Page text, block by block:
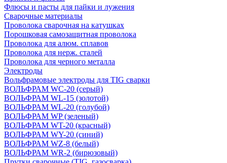
Флюсы и пасты для пайки и лужения
Сварочные материалы
Проволока сварочная на катушках
Порошковая самозащитная проволока
Проволока для алюм. сплавов
Проволока для нерж. сталей
Проволока для черного металла
Электроды
Вольфрамовые электроды для TIG сварки
ВОЛЬФРАМ WC-20 (серый)
ВОЛЬФРАМ WL-15 (золотой)
ВОЛЬФРАМ WL-20 (голубой)
ВОЛЬФРАМ WP (зеленый)
ВОЛЬФРАМ WT-20 (красный)
ВОЛЬФРАМ WY-20 (синий)
ВОЛЬФРАМ WZ-8 (белый)
ВОЛЬФРАМ WR-2 (бирюзовый)